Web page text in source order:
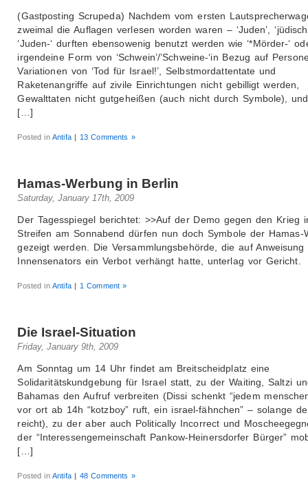
(Gastposting Scrupeda) Nachdem vom ersten
zweimal die Auflagen verlesen worden waren – ‘Juden’,
‘Juden-‘ durften ebensowenig benutzt werden wie ‘*Mörder-‘
irgendeine Form von ‘Schwein’/’Schweine-‘in Bezug auf
Variationen von ‘Tod für Israel!’, Selbstmordattentate und
Raketenangriffe auf zivile Einrichtungen nicht gebilligt werden,
Gewalttaten nicht gutgeheißen (auch nicht durch Symbole),
[…]
Posted inAntifa | 13 Comments »
Hamas-Werbung in Berlin
Saturday, January 17th, 2009
Der Tagesspiegel berichtet: >>Auf der Demo gegen den Krieg
Streifen am Sonnabend dürfen nun doch Symbole der Hamas-
gezeigt werden. Die Versammlungsbehörde, die auf Anweisung
Innensenators ein Verbot verhängt hatte, unterlag vor Gericht.
Posted inAntifa | 1 Comment »
Die Israel-Situation
Friday, January 9th, 2009
Am Sonntag um 14 Uhr findet am Breitscheidplatz eine
Solidaritätskundgebung für Israel statt, zu der Waiting, Saltzi
Bahamas den Aufruf verbreiten (Dissi schenkt “jedem
vor ort ab 14h “kotzboy” ruft, ein israel-fähnchen” – solange
reicht), zu der aber auch Politically Incorrect und
der “Interessengemeinschaft Pankow-Heinersdorfer Bürger”
[…]
Posted inAntifa | 48 Comments »